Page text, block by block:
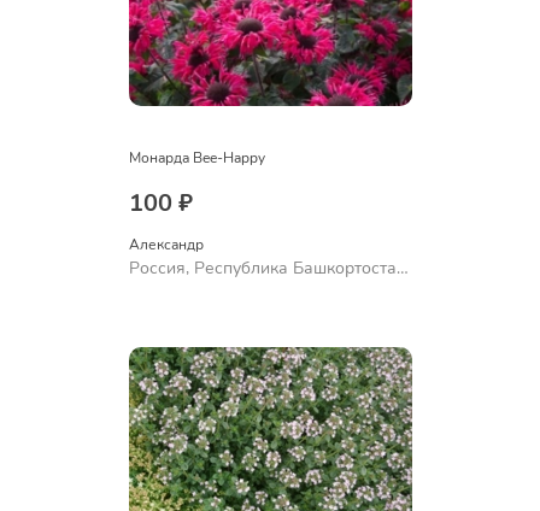
Монарда Bee-Happy
100 ₽
Александр
Россия, Республика Башкортостан,